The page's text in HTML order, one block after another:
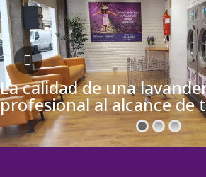
La calidad de una
profesional al alcance de